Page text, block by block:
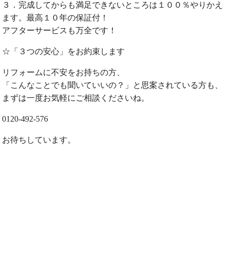
３．完成してからも満足できないところは１００％やりかえ
ます。最高１０年の保証付！
アフターサービスも万全です！
☆「３つの安心」をお約束します
リフォームに不安をお持ちの方、
「こんなことでも聞いていいの？」と思案されている方も、
まずは一度お気軽にご相談くださいね。
0120-492-576
お待ちしています。